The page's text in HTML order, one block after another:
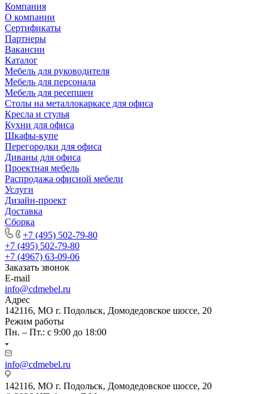
Компания
О компании
Сертификаты
Партнеры
Вакансии
Каталог
Мебель для руководителя
Мебель для персонала
Мебель для ресепшен
Столы на металлокаркасе для офиса
Кресла и стулья
Кухни для офиса
Шкафы-купе
Перегородки для офиса
Диваны для офиса
Проектная мебель
Распродажа офисной мебели
Услуги
Дизайн-проект
Доставка
Сборка
+7 (495) 502-79-80
+7 (495) 502-79-80
+7 (4967) 63-09-06
Заказать звонок
E-mail
info@cdmebel.ru
Адрес
142116, МО г. Подольск, Домодедовское шоссе, 20
Режим работы
Пн. – Пт.: с 9:00 до 18:00
info@cdmebel.ru
142116, МО г. Подольск, Домодедовское шоссе, 20